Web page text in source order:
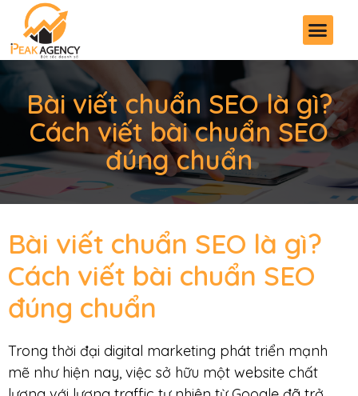
Bài viết chuẩn SEO là gì?
Cách viết bài chuẩn SEO
đúng chuẩn
Bài viết chuẩn SEO là gì?
Cách viết bài chuẩn SEO
đúng chuẩn
Trong thời đại digital marketing phát triển mạnh
mẽ như hiện nay, việc sở hữu một website chất